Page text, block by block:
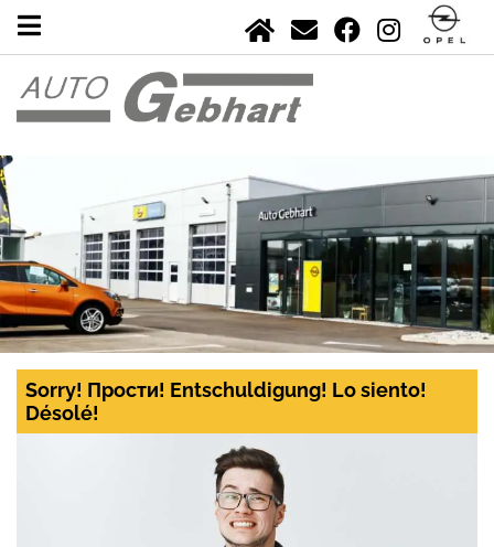
Sorry! Прости! Entschuldigung! Lo siento!
Désolé!